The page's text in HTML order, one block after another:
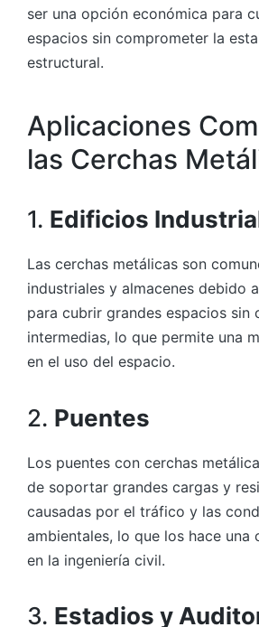
ser una opción económica para
espacios sin comprometer la
estructural.
Aplicaciones
las Cerchas
1. Edificios
Las cerchas metálicas son
industriales y almacenes debido
para cubrir grandes espacios sin
intermedias, lo que permite una
en el uso del espacio.
2. Puentes
Los puentes con cerchas
de soportar grandes cargas y
causadas por el tráfico y las
ambientales, lo que los hace una
en la ingeniería civil.
3. Estadios y